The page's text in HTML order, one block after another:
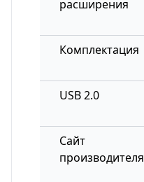
расширения
Комплектация
USB 2.0
Сайт
производителя